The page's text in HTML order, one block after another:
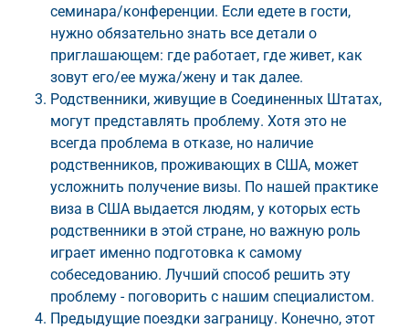
семинара/конференции. Если едете в гости,
нужно обязательно знать все детали о
приглашающем: где работает, где живет, как
зовут его/ее мужа/жену и так далее.
Родственники, живущие в Соединенных Штатах,
могут представлять проблему. Хотя это не
всегда проблема в отказе, но наличие
родственников, проживающих в США, может
усложнить получение визы. По нашей практике
виза в США выдается людям, у которых есть
родственники в этой стране, но важную роль
играет именно подготовка к самому
собеседованию. Лучший способ решить эту
проблему - поговорить с нашим специалистом.
Предыдущие поездки заграницу. Конечно, этот